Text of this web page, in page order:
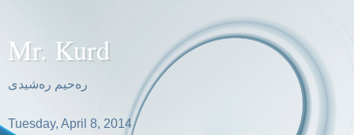
Mr. Kurd
ره‌حیم ره‌شیدی
Tuesday, April 8, 2014